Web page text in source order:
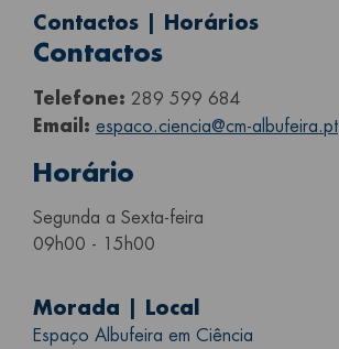
Contactos | Horários
Contactos
Telefone: 289 599 684
Email: espaco.ciencia@cm-albufeira.pt
Horário
Segunda a Sexta-feira
09h00 - 15h00
Morada | Local
Espaço Albufeira em Ciência